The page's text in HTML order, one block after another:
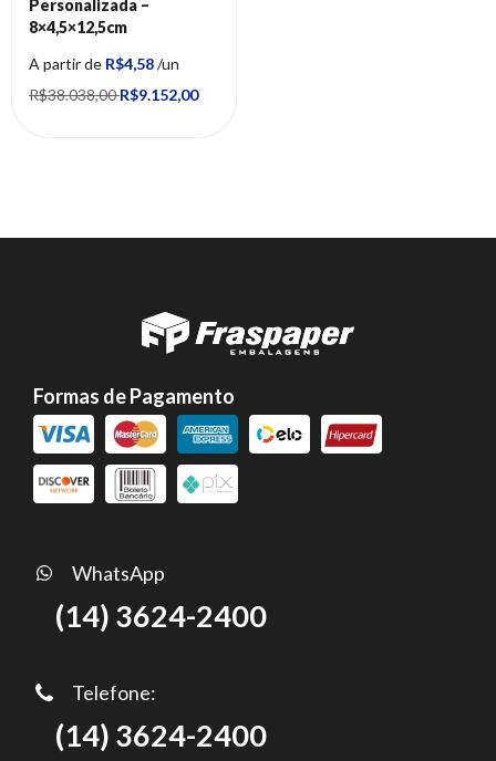
Personalizada –
8×4,5×12,5cm
A partir de R$4,58/un
R$38.038,00R$9.152,00
Formas de Pagamento
WhatsApp
(14) 3624-2400
Telefone:
(14) 3624-2400